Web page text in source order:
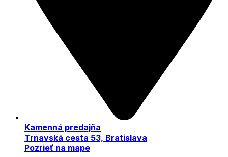
Kamenná predajňa
Trnavská cesta 53, Bratislava
Pozrieť na mape